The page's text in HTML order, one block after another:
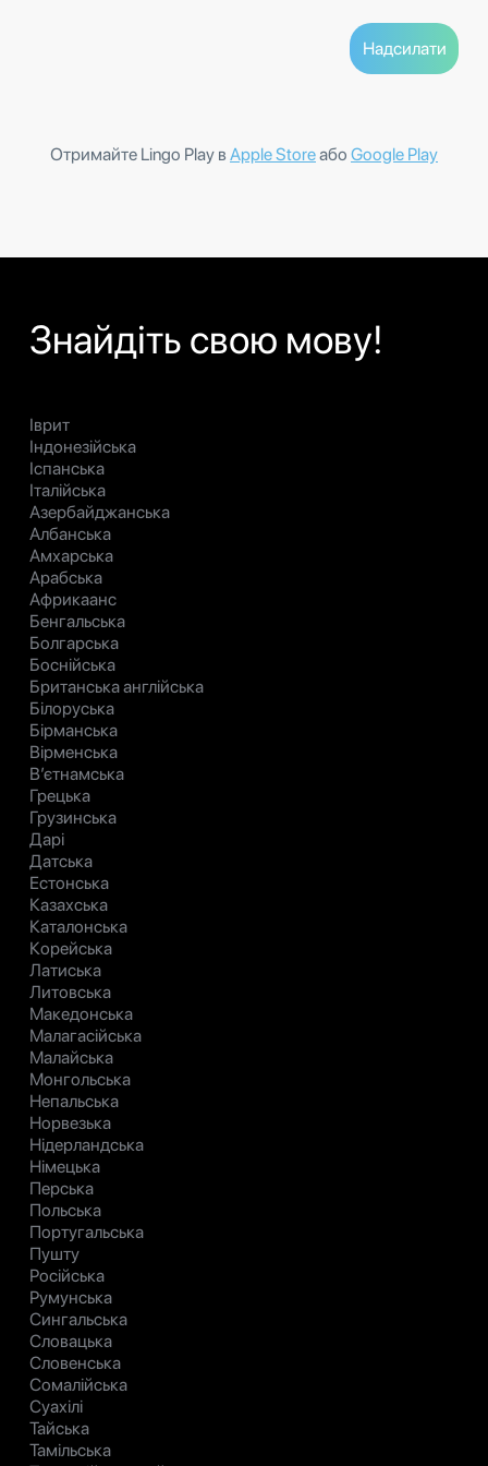
Отримайте Lingo Play в Apple Storeабо Google Play
Знайдіть свою мову!
Іврит
Індонезійська
Іспанська
Італійська
Азербайджанська
Албанська
Амхарська
Арабська
Африкаанс
Бенгальська
Болгарська
Боснійська
Британська англійська
Білоруська
Бірманська
Вірменська
В’єтнамська
Грецька
Грузинська
Дарі
Датська
Естонська
Казахська
Каталонська
Корейська
Латиська
Литовська
Македонська
Малагасійська
Малайська
Монгольська
Непальська
Норвезька
Нідерландська
Німецька
Перська
Польська
Португальська
Пушту
Російська
Румунська
Сингальська
Словацька
Словенська
Сомалійська
Суахілі
Тайська
Тамільська